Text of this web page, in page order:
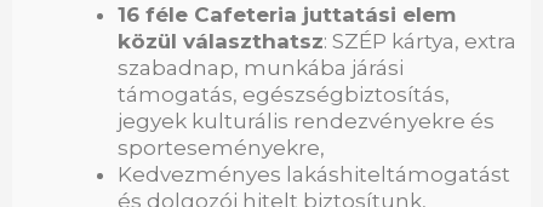
16 féle Cafeteria juttatási elem
közül választhatsz: SZÉP kártya, extra
szabadnap, munkába járási
támogatás, egészségbiztosítás,
jegyek kulturális rendezvényekre és
sporteseményekre,
Kedvezményes lakáshiteltámogatást
és dolgozói hitelt biztosítunk,